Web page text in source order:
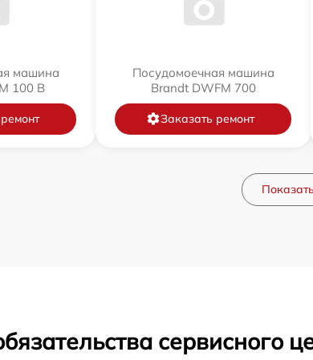
машина
100 B
Посудомоечная машина
Brandt DWFM 700
Заказать ремонт
сервисного